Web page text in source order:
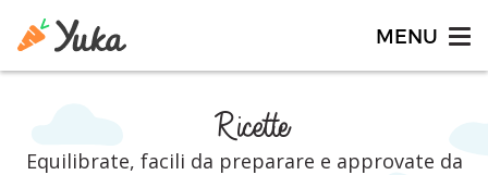
Ricette
Equilibrate, facili da preparare e approvate da